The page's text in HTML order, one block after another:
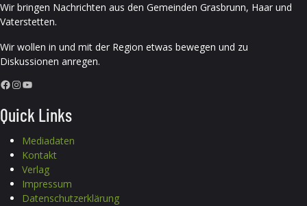
Wir bringen Nachrichten aus den Gemeinden Grasbrunn, Haar und
Vaterstetten.
Wir wollen in und mit der Region etwas bewegen und zu
Diskussionen anregen.
Facebook InstagramYouTube
Quick Links
Mediadaten
Kontakt
Verlag
Impressum
Datenschutzerklärung